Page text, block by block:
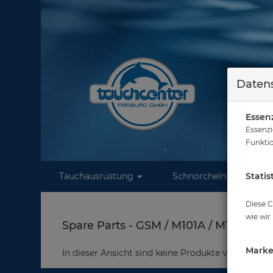
Tauchausrüstung Schnorcheln
Spare Parts - GSM / M101A / M100
In dieser Ansicht sind keine Produkte verfügbar
Diese
wie wir